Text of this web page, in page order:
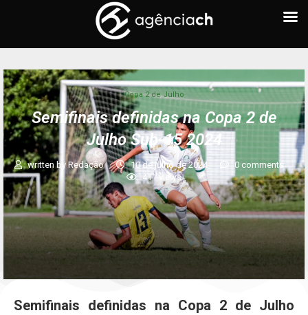
Copa 2 de Julho
Semifinais definidas na Copa 2 de
Julho Sub-15 2024
written byRedação 10 de julho de 2024
0 comments
411 views
Semifinais definidas na Copa 2 de Julho